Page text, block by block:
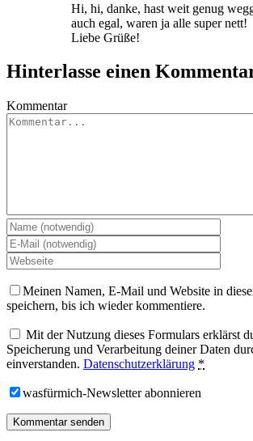
Hi, hi, danke, hast weit genug
auch egal, waren ja alle super nett!
Liebe Grüße!
Hinterlasse einen
Kommentar
Meinen Namen, E-Mail und Website in
speichern, bis ich wieder kommentiere.
Mit der Nutzung dieses Formulars erklärst
Speicherung und Verarbeitung deiner Daten
einverstanden. Datenschutzerklärung *
wasfürmich-Newsletter abonnieren